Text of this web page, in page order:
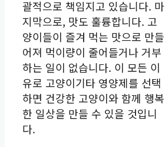
괄적으로 책임지고 있습니다. 마
지막으로, 맛도 훌륭합니다. 고
양이들이 즐겨 먹는 맛으로 만들
어져 먹이량이 줄어들거나 거부
하는 일이 없습니다. 이 모든 이
유로 고양이기타 영양제를 선택
하면 건강한 고양이와 함께 행복
한 일상을 만들 수 있을 것입니
다.